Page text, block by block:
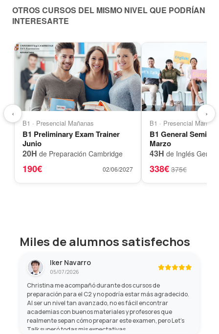
OTROS CURSOS DEL MISMO NIVEL QUE PODRÍAN
INTERESARTE
B1 · Presencial Mañanas
B1 Preliminary Exam Trainer
Junio
20H de Preparación Cambridge
190€ 02/06/2027
B1 · Presencial
B1 General Semi-
Marzo
43H de Inglés
338€ 375€
‹ ›
Miles de alumnos satisfechos
Iker Navarro
05/07/2026
Christina me acompañó durante dos cursos de
preparación para el C2 y no podría estar más agradecido.
Al ser un nivel tan avanzado, no es fácil encontrar
academias con buenos materiales y profesores que
realmente sepan cómo preparar este examen, pero Let's
Talk superó todas mis expectativas.